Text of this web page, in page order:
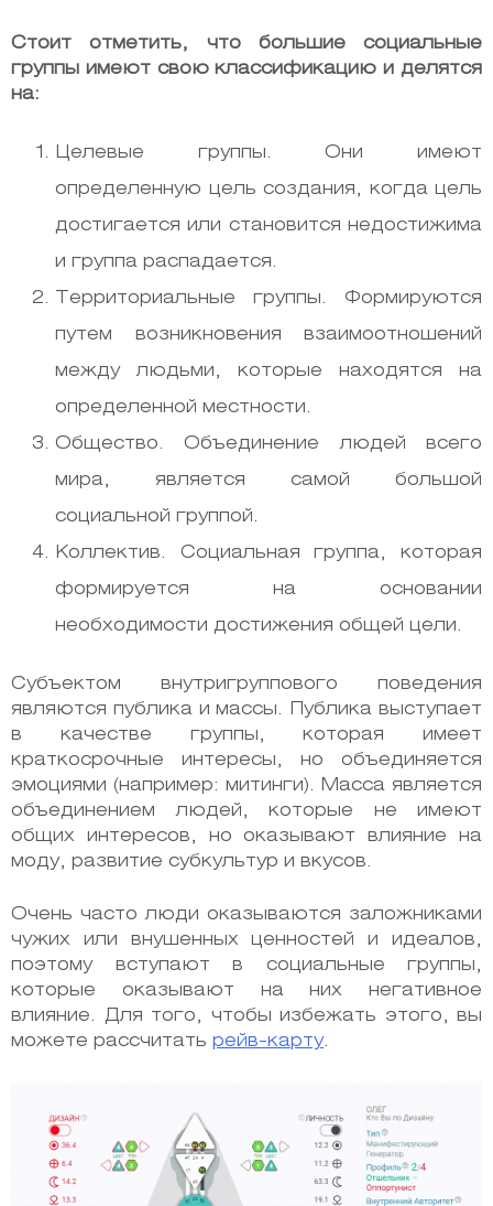
Стоит отметить, что большие социальные
группы имеют свою классификацию и делятся
на:
Целевые группы. Они имеют
определенную цель создания, когда цель
достигается или становится недостижима
и группа распадается.
Территориальные группы. Формируются
путем возникновения взаимоотношений
между людьми, которые находятся на
определенной местности.
Общество. Объединение людей всего
мира, является самой большой
социальной группой.
Коллектив. Социальная группа, которая
формируется на основании
необходимости достижения общей цели.
Субъектом внутригруппового поведения
являются публика и массы. Публика выступает
в качестве группы, которая имеет
краткосрочные интересы, но объединяется
эмоциями (например: митинги). Масса является
объединением людей, которые не имеют
общих интересов, но оказывают влияние на
моду, развитие субкультур и вкусов.
Очень часто люди оказываются заложниками
чужих или внушенных ценностей и идеалов,
поэтому вступают в социальные группы,
которые оказывают на них негативное
влияние. Для того, чтобы избежать этого, вы
можете рассчитать рейв-карту.